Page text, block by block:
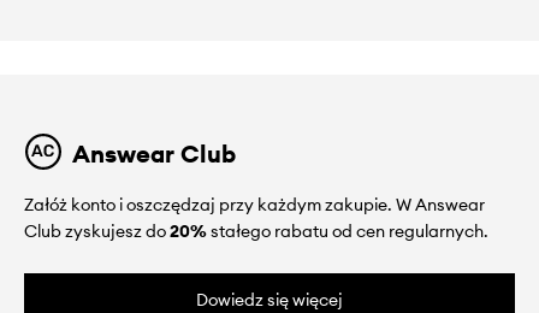
Answear Club
Załóż konto i oszczędzaj przy każdym zakupie. W Answear
Club zyskujesz do20%stałego rabatu od cen regularnych.
Dowiedz się więcej